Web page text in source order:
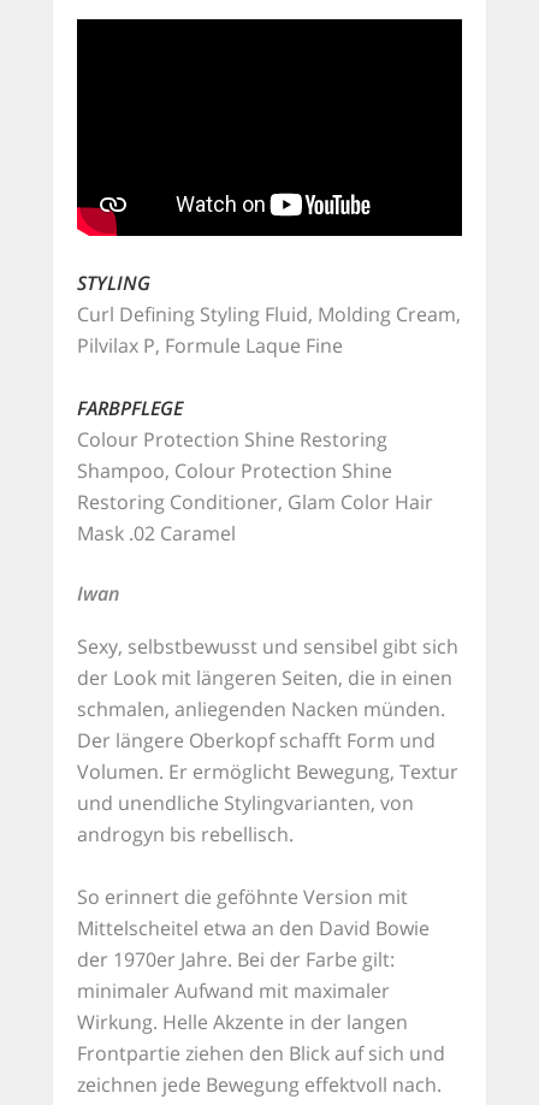
STYLING
Curl Defining Styling Fluid, Molding Cream,
Pilvilax P, Formule Laque Fine
FARBPFLEGE
Colour Protection Shine Restoring
Shampoo, Colour Protection Shine
Restoring Conditioner, Glam Color Hair
Mask .02 Caramel
Iwan
Sexy, selbstbewusst und sensibel gibt sich
der Look mit längeren Seiten, die in einen
schmalen, anliegenden Nacken münden.
Der längere Oberkopf schafft Form und
Volumen. Er ermöglicht Bewegung, Textur
und unendliche Stylingvarianten, von
androgyn bis rebellisch.
So erinnert die geföhnte Version mit
Mittelscheitel etwa an den David Bowie
der 1970er Jahre. Bei der Farbe gilt:
minimaler Aufwand mit maximaler
Wirkung. Helle Akzente in der langen
Frontpartie ziehen den Blick auf sich und
zeichnen jede Bewegung effektvoll nach.